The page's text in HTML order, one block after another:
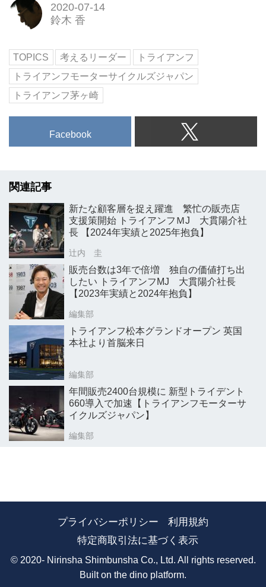
2020-07-14
鈴木 香
TOPICS 考えるリーダー
トライアンフ
トライアンフモーターサイクルズジャパン
トライアンフ茅ヶ崎
Facebook
関連記事
新たな顧客層を捉え躍進 繁忙の販売店
支援策開始 トライアンフＭJ 大貫陽介社
長 【2024年実績と2025年抱負】
辻内 圭
販売台数は3年で倍増 独自の価値打ち出
したい トライアンフMJ 大貫陽介社長
【2023年実績と2024年抱負】
編集部
トライアンフ松本グランドオープン 英国
本社より首脳来日
編集部
年間販売2400台規模に 新型トライデント
660導入で加速【トライアンフモーターサ
イクルズジャパン】
編集部
プライバシーポリシー
利用規約
特定商取引法に基づく表示
© 2020- Nirinsha Shimbunsha Co., Ltd. All rights reserved.
Built on the dino platform.